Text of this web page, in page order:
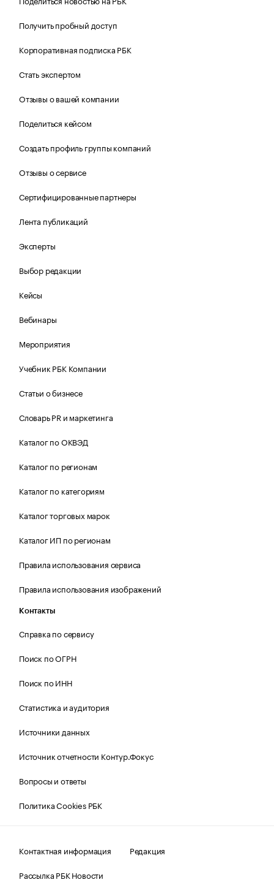
Получить пробный доступ
Корпоративная подписка РБК
Стать экспертом
Отзывы о вашей компании
Поделиться кейсом
Создать профиль группы компаний
Отзывы о сервисе
Сертифицированные партнеры
Лента публикаций
Эксперты
Выбор редакции
Кейсы
Вебинары
Мероприятия
Учебник РБК Компании
Статьи о бизнесе
Словарь PR и маркетинга
Каталог по ОКВЭД
Каталог по регионам
Каталог по категориям
Каталог торговых марок
Каталог ИП по регионам
Правила использования сервиса
Правила использования изображений
Контакты
Справка по сервису
Поиск по ОГРН
Поиск по ИНН
Статистика и аудитория
Источники данных
Источник отчетности Контур.Фокус
Вопросы и ответы
Политика Cookies РБК
Контактная информация
Редакция
Рассылка РБК Новости